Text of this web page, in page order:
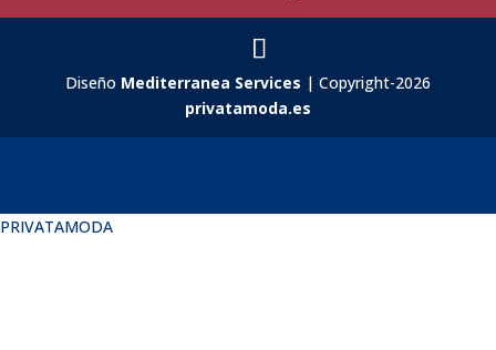
Diseño Mediterranea Services | Copyright-2026
privatamoda.es
PRIVATAMODA